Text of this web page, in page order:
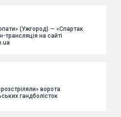
(Ужгород) — «Спартак
трансляція на сайті
ворота
гандболісток